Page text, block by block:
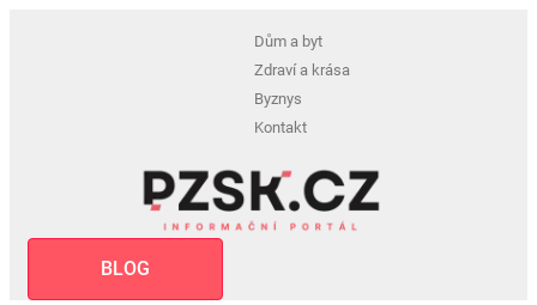
Dům a byt
Zdraví a krása
Byznys
Kontakt
BLOG